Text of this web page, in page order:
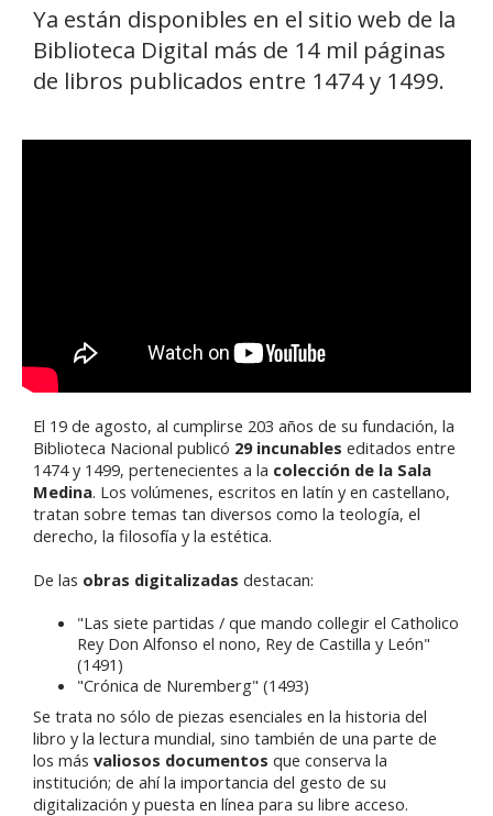
Ya están disponibles en el sitio web de la
Biblioteca Digital más de 14 mil páginas
de libros publicados entre 1474 y 1499.
El 19 de agosto, al cumplirse 203 años de su fundación, la
Biblioteca Nacional publicó 29 incunables editados entre
1474 y 1499, pertenecientes a la colección de la Sala
Medina. Los volúmenes, escritos en latín y en castellano,
tratan sobre temas tan diversos como la teología, el
derecho, la filosofía y la estética.
De las obras digitalizadas destacan:
"Las siete partidas / que mando collegir el Catholico
Rey Don Alfonso el nono, Rey de Castilla y León"
(1491)
"Crónica de Nuremberg" (1493)
Se trata no sólo de piezas esenciales en la historia del
libro y la lectura mundial, sino también de una parte de
los más valiosos documentos que conserva la
institución; de ahí la importancia del gesto de su
digitalización y puesta en línea para su libre acceso.